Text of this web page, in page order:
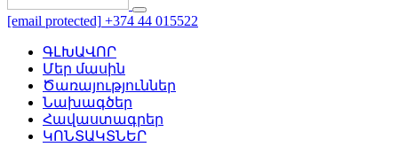
[email protected] +374 44 015522
ԳԼԽԱՎՈՐ
Մեր մասին
Ծառայություններ
Նախագծեր
Հավաստագրեր
ԿՈՆՏԱԿՏՆԵՐ